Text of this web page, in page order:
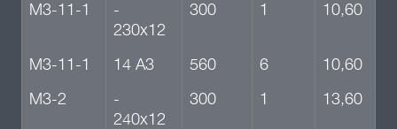
М3-11-1
-
230х12
300 1 10,60
М3-11-1 14 А3 560 6
10,60
М3-2
-
240х12
300 1 13,60